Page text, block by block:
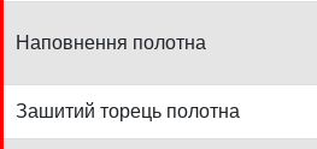
Наповнення полотна
Зашитий торець полотна